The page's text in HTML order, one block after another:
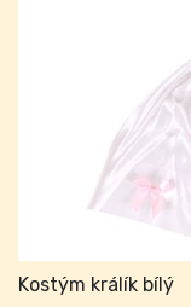
Kostým králík bílý